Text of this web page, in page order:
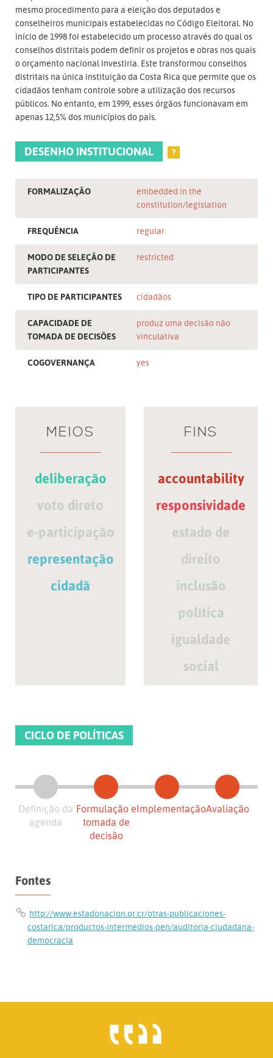
mesmo procedimento para a eleição dos deputados e
conselheiros municipais estabelecidas no Código Eleitoral. No
início de 1998 foi estabelecido um processo através do qual os
conselhos distritais podem definir os projetos e obras nos quais
o orçamento nacional investiria. Este transformou conselhos
distritais na única instituição da Costa Rica que permite que os
cidadãos tenham controle sobre a utilização dos recursos
públicos. No entanto, em 1999, esses órgãos funcionavam em
apenas 12,5% dos municípios do país.
DESENHO INSTITUCIONAL ?
FORMALIZAÇÃO
embedded in the
constitution/legislation
FREQUÊNCIA regular
MODO DE SELEÇÃO DE
PARTICIPANTES
restricted
TIPO DE PARTICIPANTES cidadãos
CAPACIDADE DE
TOMADA DE DECISÕES
produz uma decisão não
vinculativa
COGOVERNANÇA yes
MEIOS
deliberação
voto direto
e-participação
representação
cidadã
FINS
accountability
responsividade
estado de
direito
inclusão
política
igualdade
social
CICLO DE POLÍTICAS
Definição da
agenda
Formulação e
tomada de
decisão
ImplementaçãoAvaliação
Fontes
http://www.estadonacion.or.cr/otras-publicaciones-
costarica/productos-intermedios-pen/auditoria-ciudadana-
democracia